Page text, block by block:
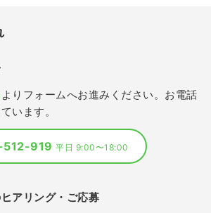
よりフォームへお進みください。お電話
います。
512-919平日 9:00〜18:00
アリング・ご応募